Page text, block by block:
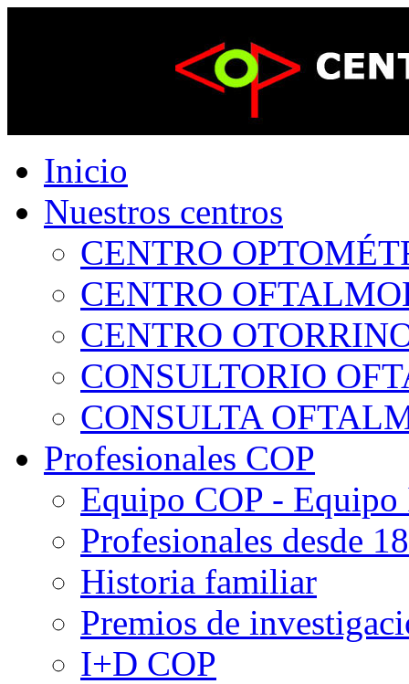
Inicio
Nuestros centros
CENTRO
CENTRO
CENTRO
CONSULTORIO
CONSULTA
Profesionales COP
Equipo COP -
Profesionales desde
Historia familiar
Premios de
I+D COP